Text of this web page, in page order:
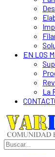
EN LOS
La